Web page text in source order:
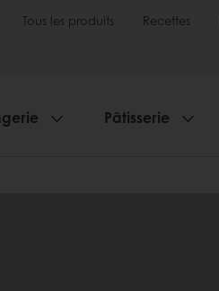
Tous les produits Recettes
Pâtisserie